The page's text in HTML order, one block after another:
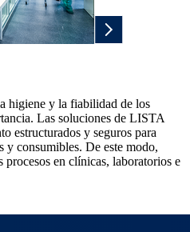
higiene y la fiabilidad de los
Las soluciones de LISTA
estructurados y seguros para
y consumibles. De este modo,
en clínicas, laboratorios e